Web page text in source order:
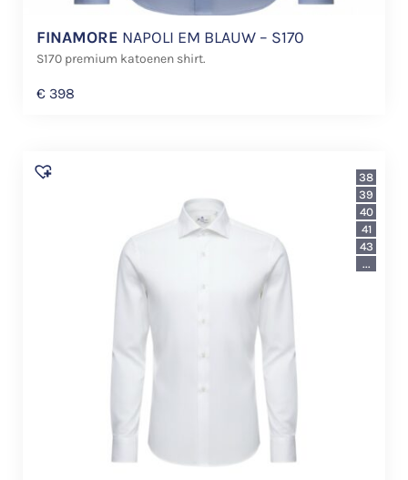
FINAMORE NAPOLI EM BLAUW – S170
S170 premium katoenen shirt.
€ 398
38
39
40
41
43
...